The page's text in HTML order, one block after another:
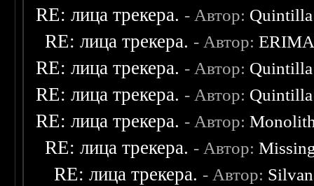
RE: лица трекера. - Автор: Quintilla
RE: лица трекера. - Автор:
RE: лица трекера. - Автор: Quintilla
RE: лица трекера. - Автор: Quintilla
RE: лица трекера. - Автор:
RE: лица трекера. - Автор:
RE: лица трекера. - Автор: